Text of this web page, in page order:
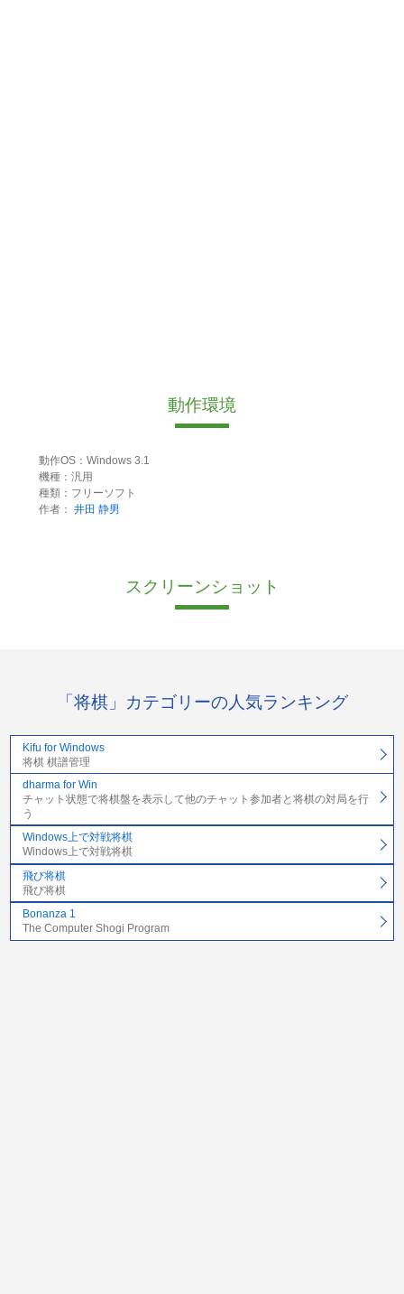
動作環境
動作OS：Windows 3.1
機種：汎用
種類：フリーソフト
作者： 井田 静男
スクリーンショット
「将棋」カテゴリーの人気ランキング
Kifu for Windows
将棋 棋譜管理
dharma for Win
チャット状態で将棋盤を表示して他のチャット参加者と将棋の対局を行
う
Windows上で対戦将棋
Windows上で対戦将棋
飛び将棋
飛び将棋
Bonanza 1
The Computer Shogi Program